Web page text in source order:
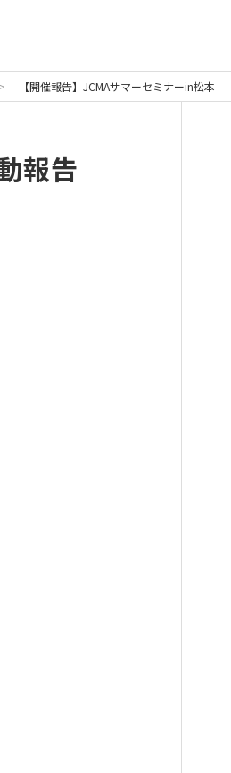
【開催報告】JCMAサマーセミナーin松本
報告